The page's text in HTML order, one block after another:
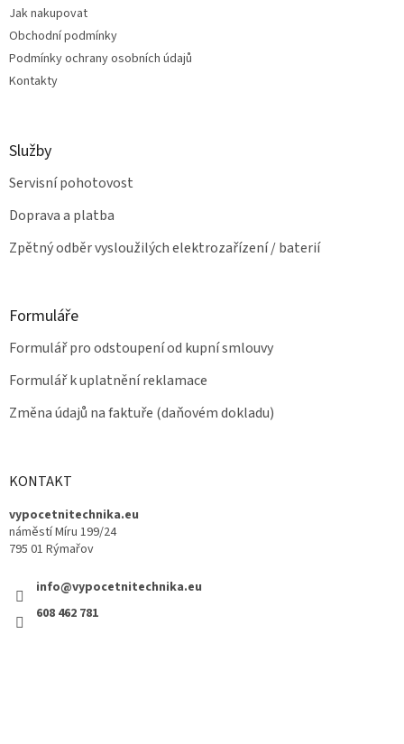
Jak nakupovat
Obchodní podmínky
Podmínky ochrany osobních údajů
Kontakty
Služby
Servisní pohotovost
Doprava a platba
Zpětný odběr vysloužilých elektrozařízení / baterií
Formuláře
Formulář pro odstoupení od kupní smlouvy
Formulář k uplatnění reklamace
Změna údajů na faktuře (daňovém dokladu)
KONTAKT
vypocetnitechnika.eu
náměstí Míru 199/24
795 01 Rýmařov
info@vypocetnitechnika.eu
608 462 781